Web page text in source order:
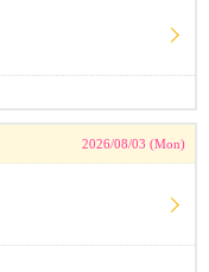
2026/08/03 (Mon)